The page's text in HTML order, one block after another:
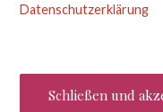
Datenschutzerklärung